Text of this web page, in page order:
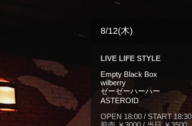
8/12(木)
LIVE LIFE STYLE
Empty Black Box
wilberry
ゼーゼーハーハー
ASTEROID
OPEN 18:00 / START 18:30